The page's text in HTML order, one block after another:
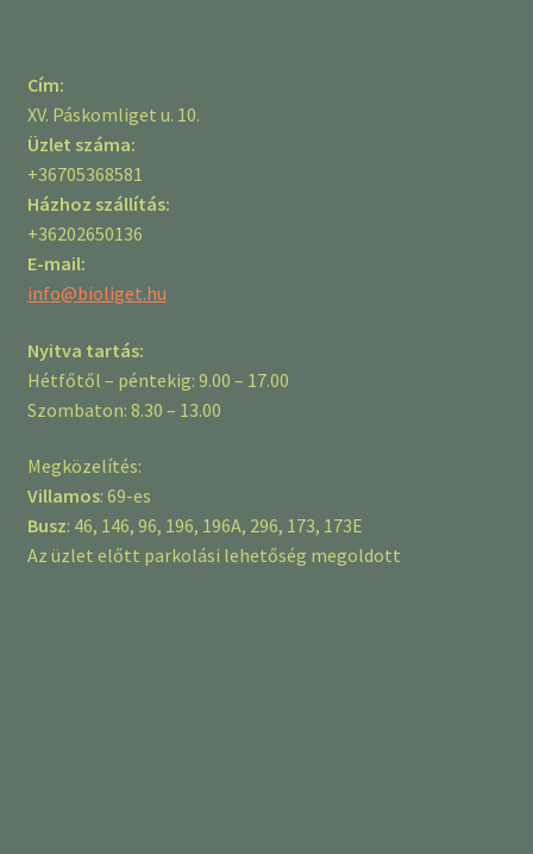
Cím:
XV. Páskomliget u. 10.
Üzlet száma:
+36705368581
Házhoz szállítás:
+36202650136
E-mail:
info@bioliget.hu
Nyitva tartás:
Hétfőtől – péntekig: 9.00 – 17.00
Szombaton: 8.30 – 13.00
Megközelítés:
Villamos: 69-es
Busz: 46, 146, 96, 196, 196A, 296, 173, 173E
Az üzlet előtt parkolási lehetőség megoldott